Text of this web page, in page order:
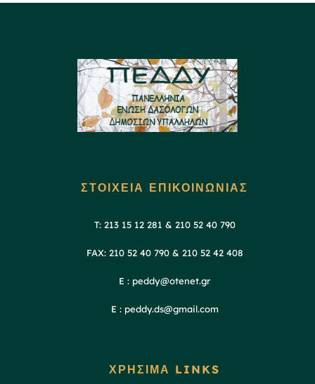
ΣΤΟΙΧΕΙΑ ΕΠΙΚΟΙΝΩΝΙΑΣ
T: 213 15 12 281 & 210 52 40 790
FAX: 210 52 40 790 & 210 52 42 408
E : peddy@otenet.gr
E : peddy.ds@gmail.com
ΧΡΗΣΙΜΑ LINKS